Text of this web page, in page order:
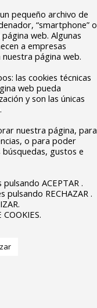
pequeño archivo de
“smartphone” o
web. Algunas
a empresas
página web.
las cookies técnicas
web pueda
y son las únicas
nuestra página, para
o para poder
gustos e
ACEPTAR .
pulsando RECHAZAR .